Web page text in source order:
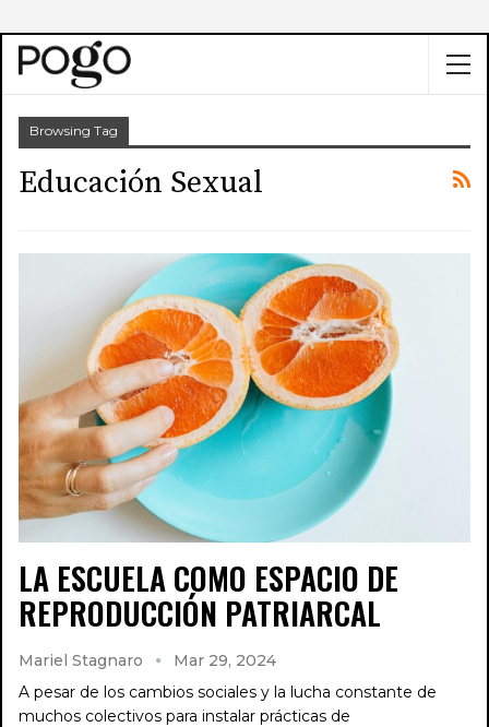
Browsing Tag
Educación Sexual
LA ESCUELA COMO ESPACIO DE
REPRODUCCIÓN PATRIARCAL
Mariel Stagnaro
Mar 29, 2024
A pesar de los cambios sociales y la lucha constante de
muchos colectivos para instalar prácticas de